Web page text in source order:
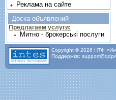
Реклама на сайте
Доска объявлений
Предлагаем услуги:
Митно - брокерські послуги
Copyright © 2026 НТФ
Поддержка: